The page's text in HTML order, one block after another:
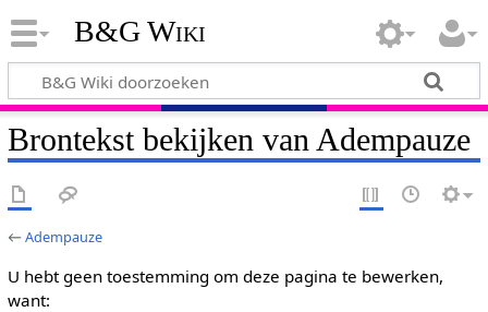
B&G Wiki
Brontekst bekijken van Adempauze
←Adempauze
U hebt geen toestemming om deze pagina te bewerken,
want: